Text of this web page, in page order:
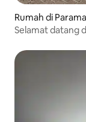
Rumah di
Selamat datang